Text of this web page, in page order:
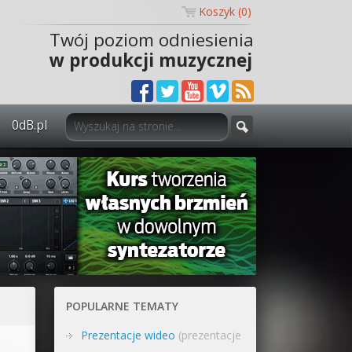
Koszyk (0)
Twój poziom odniesienia
w produkcji muzycznej
0dB.pl
0dB.pl - informacje
Newsletter
Materiały dla mediów
Archiwum aktualności
POPULARNE TEMATY
Prezentacje wideo (prezentacje